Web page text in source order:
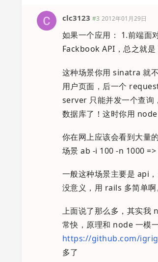
clc3123 #3 2012年01月29日
如果一个应用： 1.前端面
Fackbook API，总之就是
这种场景你用 sinatra 就
用户页面，后一个
server 只能并发一个查询
数据库了！这时你用
你在网上应该会看到大量
场景 ab -i 100 -n 1000
一般这种场景主要是 api
没意义，用 rails 多简单啊
上面说了那么多，其实我
常快，原理和 node 一模
https://github.com/
多了